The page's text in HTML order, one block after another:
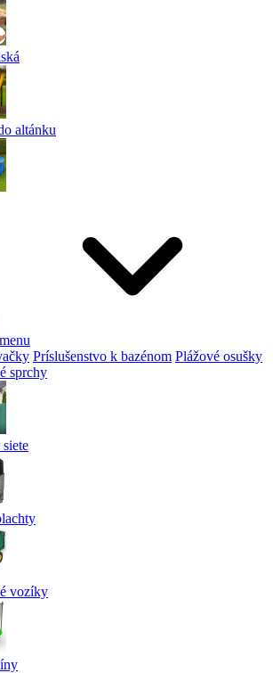
altánku
Príslušenstvo k bazénom Plážové osušky
sprchy
vozíky